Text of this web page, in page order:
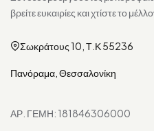
βρείτε ευκαιρίες και χτίστε το
Σωκράτους 10, Τ.Κ 55236
Πανόραμα, Θεσσαλονίκη
ΑΡ. ΓΕΜΗ: 181846306000